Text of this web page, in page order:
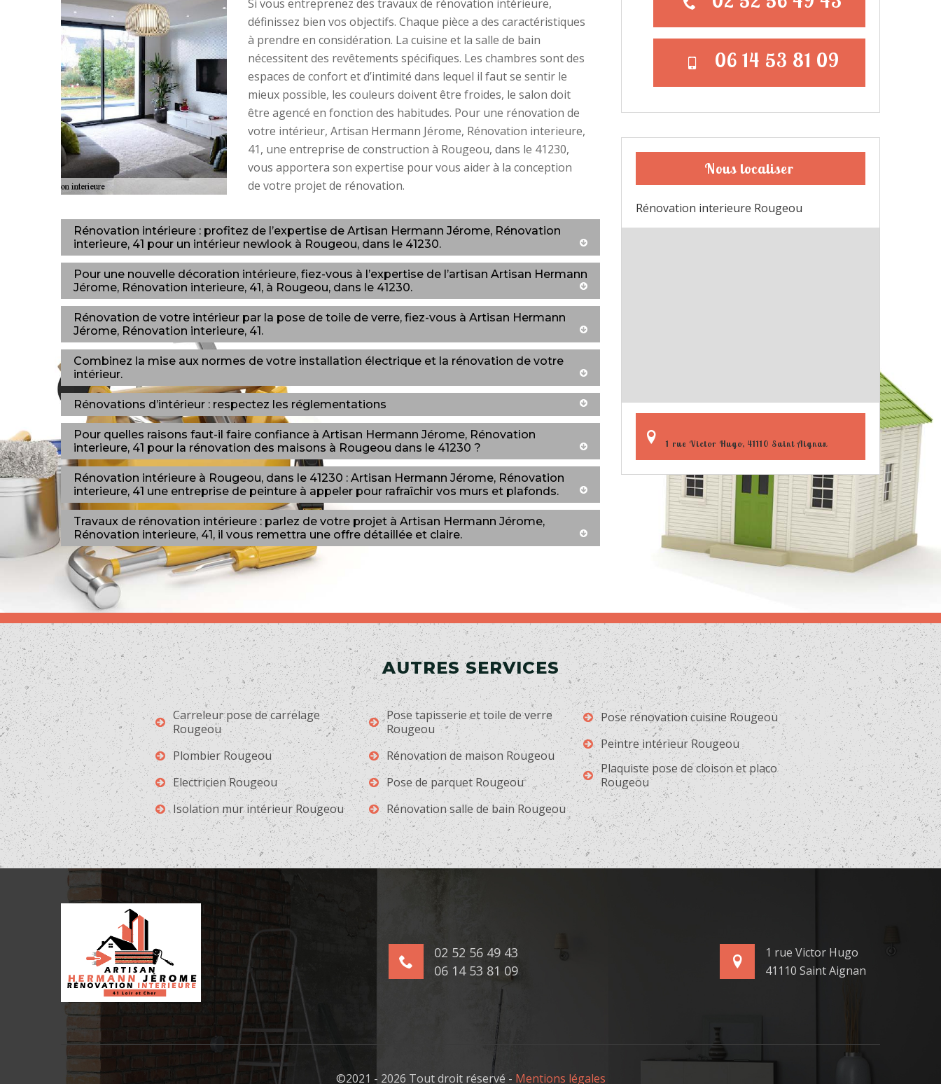
Si vous entreprenez des travaux de rénovation intérieure,
définissez bien vos objectifs. Chaque pièce a des caractéristiques
à prendre en considération. La cuisine et la salle de bain
nécessitent des revêtements spécifiques. Les chambres sont des
espaces de confort et d’intimité dans lequel il faut se sentir le
mieux possible, les couleurs doivent être froides, le salon doit
être agencé en fonction des habitudes. Pour une rénovation de
votre intérieur, Artisan Hermann Jérome, Rénovation interieure,
41, une entreprise de construction à Rougeou, dans le 41230,
vous apportera son expertise pour vous aider à la conception
de votre projet de rénovation.
Rénovation intérieure : profitez de l’expertise de Artisan Hermann Jérome, Rénovation
interieure, 41 pour un intérieur newlook à Rougeou, dans le 41230.
Pour une nouvelle décoration intérieure, fiez-vous à l’expertise de l’artisan Artisan Hermann
Jérome, Rénovation interieure, 41, à Rougeou, dans le 41230.
Rénovation de votre intérieur par la pose de toile de verre, fiez-vous à Artisan Hermann
Jérome, Rénovation interieure, 41.
Combinez la mise aux normes de votre installation électrique et la rénovation de votre
intérieur.
Rénovations d’intérieur : respectez les réglementations
Pour quelles raisons faut-il faire confiance à Artisan Hermann Jérome, Rénovation
interieure, 41 pour la rénovation des maisons à Rougeou dans le 41230 ?
Rénovation intérieure à Rougeou, dans le 41230 : Artisan Hermann Jérome, Rénovation
interieure, 41 une entreprise de peinture à appeler pour rafraîchir vos murs et plafonds.
Travaux de rénovation intérieure : parlez de votre projet à Artisan Hermann Jérome,
Rénovation interieure, 41, il vous remettra une offre détaillée et claire.
06 14 53 81 09
Nous localiser
Rénovation interieure Rougeou
1 rue Victor Hugo, 41110 Saint Aignan
AUTRES SERVICES
Carreleur pose de carrelage
Rougeou
Plombier Rougeou
Electricien Rougeou
Isolation mur intérieur Rougeou
Pose tapisserie et toile de verre
Rougeou
Rénovation de maison Rougeou
Pose de parquet Rougeou
Rénovation salle de bain Rougeou
Pose rénovation cuisine Rougeou
Peintre intérieur Rougeou
Plaquiste pose de cloison et placo
Rougeou
02 52 56 49 43
06 14 53 81 09
1 rue Victor Hugo
41110 Saint Aignan
©2021 - 2026 Tout droit réservé - Mentions légales